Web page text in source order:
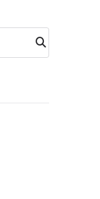
Szuk
aj